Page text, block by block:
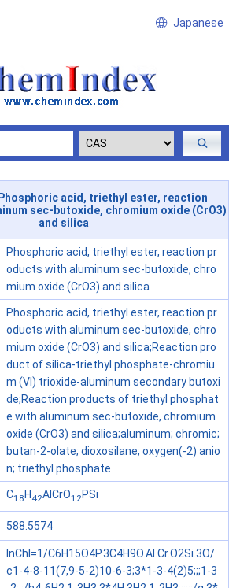
Japanese
acid, triethyl ester, reaction
sec-butoxide, chromium oxide (CrO3)
and silica
Phosphoric acid, triethyl ester, reaction pr
oducts with aluminum sec-butoxide, chro
mium oxide (CrO3) and silica
Phosphoric acid, triethyl ester, reaction pr
oducts with aluminum sec-butoxide, chro
mium oxide (CrO3) and silica;Reaction pro
duct of silica-triethyl phosphate-chromiu
m (VI) trioxide-aluminum secondary butoxi
de;Reaction products of triethyl phosphat
e with aluminum sec-butoxide, chromium
oxide (CrO3) and silica;aluminum; chromic;
butan-2-olate; dioxosilane; oxygen(-2) anio
n; triethyl phosphate
C18 H 42AlCrO12PSi
588.5574
InChI=1/C6H15O4P.3C4H9O.Al.Cr.O2Si.3O/
c1-4-8-11(7,9-5-2)10-6-3;3*1-3-4(2)5;;;1-3